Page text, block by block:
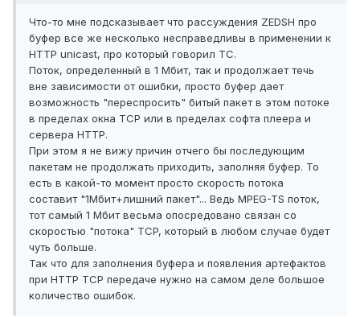
Что-то мне подсказывает что рассуждения ZEDSH про
буфер все же несколько несправедливы в применении к
HTTP unicast, про который говорил ТС.
Поток, определенный в 1 Мбит, так и продолжает течь
вне зависимости от ошибки, просто буфер дает
возможность "переспросить" битый пакет в этом потоке
в пределах окна TCP или в пределах софта плеера и
сервера HTTP.
При этом я не вижу причин отчего бы последующим
пакетам не продолжать приходить, заполняя буфер. То
есть в какой-то момент просто скорость потока
составит "1Мбит+лишний пакет"... Ведь MPEG-TS поток,
тот самый 1 Мбит весьма опосредовано связан со
скоростью "потока" TCP, который в любом случае будет
чуть больше.
Так что для заполнения буфера и появления артефактов
при HTTP TCP передаче нужно на самом деле большое
количество ошибок.